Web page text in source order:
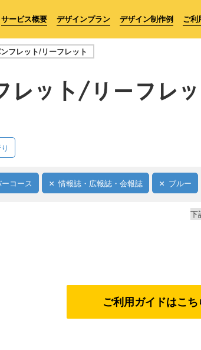
サービス概要 デザインプラン デザイン制作例 ご利
フレット/リーフレット
レット/リーフレ
コース 情報誌・広報誌・会報誌 ブルー
下
ご利用ガイドはこ